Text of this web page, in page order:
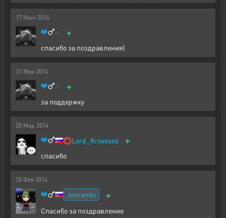
17 Июн 2014
+
спасибо за поздравления)
31 Мая 2014
+
за поддержку
20 Мар 2014
⭕Lord_Krovosos +
спасибо
28 Фев 2014
Jourando +
Спасибо за поздравление